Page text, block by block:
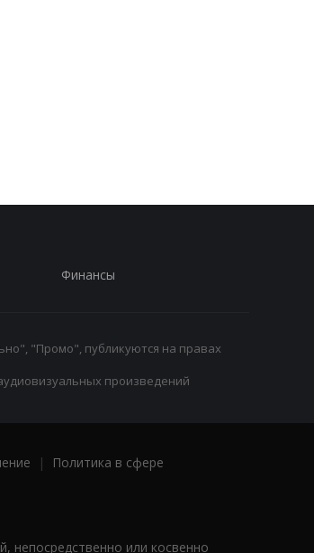
Финансы
"Промо", публикуются на правах
произведений
|
Политика в сфере
непосредственно или косвенно